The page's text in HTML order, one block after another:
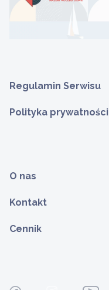
Regulamin Serwisu
Polityka prywatności
O nas
Kontakt
Cennik